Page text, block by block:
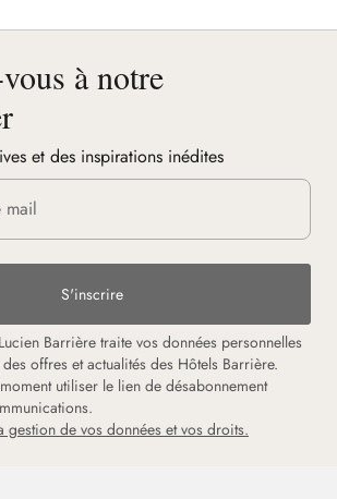
à notre
et des inspirations inédites
S'inscrire
Barrière traite vos données personnelles
offres et actualités des Hôtels Barrière.
utiliser le lien de désabonnement
gestion de vos données et vos droits.